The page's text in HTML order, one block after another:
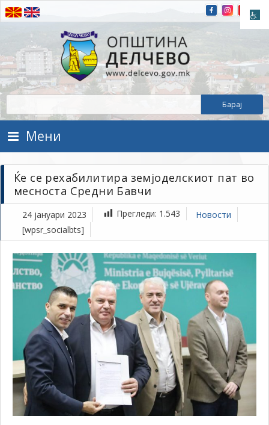
Прескокнете на содржината
Општина Делчево
Општина Делчево
Мени
Ќе се рехабилитира земјоделскиот пат во
месноста Средни Бавчи
24 јануари 2023 Прегледи: 1.543
Новости
[wpsr_socialbts]